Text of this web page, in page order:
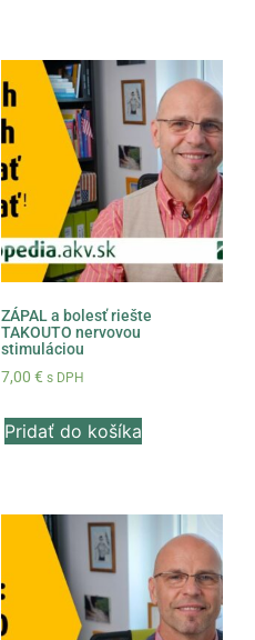
ZÁPAL a bolesť riešte
TAKOUTO nervovou
stimuláciou
7,00 € s DPH
Pridať do košíka